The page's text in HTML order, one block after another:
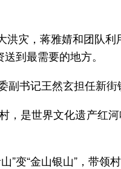
洪灾，蒋雅婧和团队
到最需要的地方。
书记王然玄担任新街
，是世界文化遗产红
”变“金山银山”，带领